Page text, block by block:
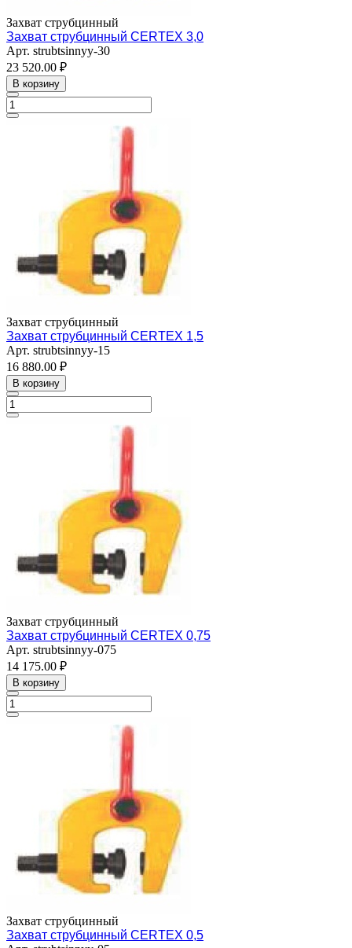
Захват струбцинный
Захват струбцинный CERTEX 3,0
Арт. strubtsinnyy-30
23 520.00 ₽
В корзину
Захват струбцинный
Захват струбцинный CERTEX 1,5
Арт. strubtsinnyy-15
16 880.00 ₽
В корзину
Захват струбцинный
Захват струбцинный CERTEX 0,75
Арт. strubtsinnyy-075
14 175.00 ₽
В корзину
Захват струбцинный
Захват струбцинный CERTEX 0,5